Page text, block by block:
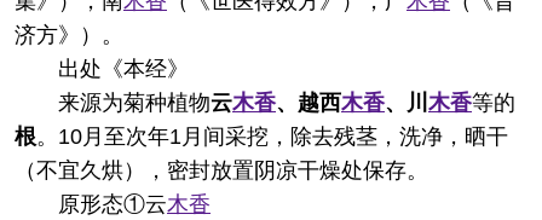
济方》）。
出处 《本经》
来源为菊种植物云木香、越西木香、川 木香等的
根。10月至次年1月间采挖，除去残茎，洗净，晒干
（不宜久烘），密封放置阴凉干燥处保存。
原形态①云木香